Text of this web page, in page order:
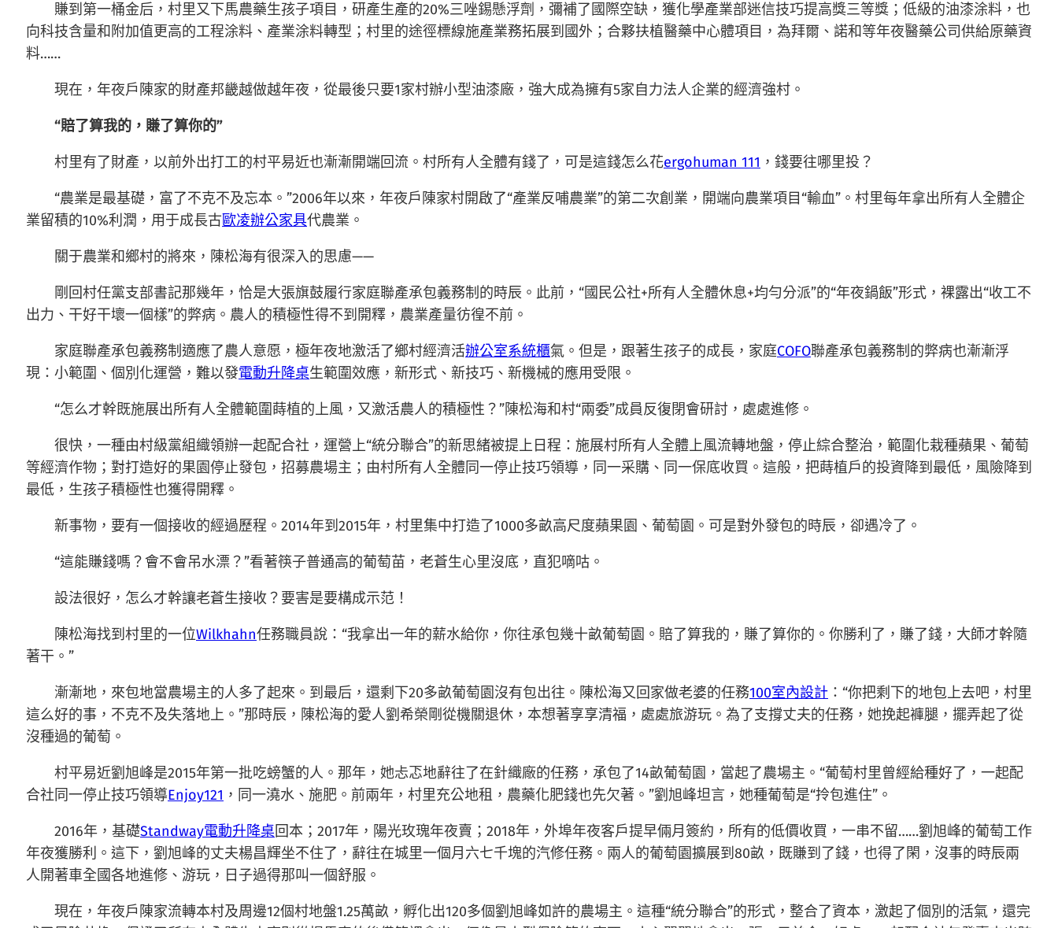
賺到第一桶金后，村里又下馬農藥生孩子項目，研產生產的20%三唑錫懸浮劑，彌補了國際空缺，獲化學產業部迷信技巧提高獎三等獎；低級的油漆涂料，也
向科技含量和附加值更高的工程涂料、產業涂料轉型；村里的途徑標線施產業務拓展到國外；合夥扶植醫藥中心體項目，為拜爾、諾和等年夜醫藥公司供給原藥資
料……
現在，年夜戶陳家的財產邦畿越做越年夜，從最後只要1家村辦小型油漆廠，強大成為擁有5家自力法人企業的經濟強村。
“賠了算我的，賺了算你的”
村里有了財產，以前外出打工的村平易近也漸漸開端回流。村所有人全體有錢了，可是這錢怎么花ergohuman 111 ，錢要往哪里投？
“農業是最基礎，富了不克不及忘本。”2006年以來，年夜戶陳家村開啟了“產業反哺農業”的第二次創業，開端向農業項目“輸血”。村里每年拿出所有人全體企
業留積的10%利潤，用于成長古歐凌辦公家具代農業。
關于農業和鄉村的將來，陳松海有很深入的思慮——
剛回村任黨支部書記那幾年，恰是大張旗鼓履行家庭聯產承包義務制的時辰。此前，“國民公社+所有人全體休息+均勻分派”的“年夜鍋飯”形式，裸露出“收工不
出力、干好干壞一個樣”的弊病。農人的積極性得不到開釋，農業產量彷徨不前。
家庭聯產承包義務制適應了農人意愿，極年夜地激活了鄉村經濟活辦公室系統櫃氣。但是，跟著生孩子的成長，家庭COFO聯產承包義務制的弊病也漸漸浮
現：小範圍、個別化運營，難以發電動升降桌生範圍效應，新形式、新技巧、新機械的應用受限。
“怎么才幹既施展出所有人全體範圍蒔植的上風，又激活農人的積極性？”陳松海和村“兩委”成員反復閉會研討，處處進修。
很快，一種由村級黨組織領辦一起配合社，運營上“統分聯合”的新思緒被提上日程：施展村所有人全體上風流轉地盤，停止綜合整治，範圍化栽種蘋果、葡萄
等經濟作物；對打造好的果園停止發包，招募農場主；由村所有人全體同一停止技巧領導，同一采購、同一保底收買。這般，把蒔植戶的投資降到最低，風險降到
最低，生孩子積極性也獲得開釋。
新事物，要有一個接收的經過歷程。2014年到2015年，村里集中打造了1000多畝高尺度蘋果園、葡萄園。可是對外發包的時辰，卻遇冷了。
“這能賺錢嗎？會不會吊水漂？”看著筷子普通高的葡萄苗，老蒼生心里沒底，直犯嘀咕。
設法很好，怎么才幹讓老蒼生接收？要害是要構成示范！
陳松海找到村里的一位Wilkhahn任務職員說：“我拿出一年的薪水給你，你往承包幾十畝葡萄園。賠了算我的，賺了算你的。你勝利了，賺了錢，大師才幹隨
著干。”
漸漸地，來包地當農場主的人多了起來。到最后，還剩下20多畝葡萄園沒有包出往。陳松海又回家做老婆的任務100室內設計 ：“你把剩下的地包上去吧，村里
這么好的事，不克不及失落地上。”那時辰，陳松海的愛人劉希榮剛從機關退休，本想著享享清福，處處旅游玩。為了支撐丈夫的任務，她挽起褲腿，擺弄起了從
沒種過的葡萄。
村平易近劉旭峰是2015年第一批吃螃蟹的人。那年，她忐忑地辭往了在針織廠的任務，承包了14畝葡萄園，當起了農場主。“葡萄村里曾經給種好了，一起配
合社同一停止技巧領導Enjoy121 ，同一澆水、施肥。前兩年，村里充公地租，農藥化肥錢也先欠著。”劉旭峰坦言，她種葡萄是“拎包進住”。
2016年，基礎Standway電動升降桌回本；2017年，陽光玫瑰年夜賣；2018年，外埠年夜客戶提早倆月簽約，所有的低價收買，一串不留……劉旭峰的葡萄工作
年夜獲勝利。這下，劉旭峰的丈夫楊昌輝坐不住了，辭往在城里一個月六七千塊的汽修任務。兩人的葡萄園擴展到80畝，既賺到了錢，也得了閑，沒事的時辰兩
人開著車全國各地進修、游玩，日子過得那叫一個舒服。
現在，年夜戶陳家流轉本村及周邊12個村地盤1.25萬畝，孵化出120多個劉旭峰如許的農場主。這種“統分聯合”的形式，整合了資本，激起了個別的活氣，還完